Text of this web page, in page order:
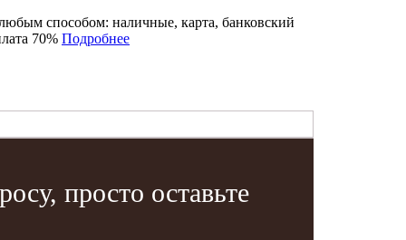
способом: наличные, карта, банковский
70% Подробнее
просто оставьте